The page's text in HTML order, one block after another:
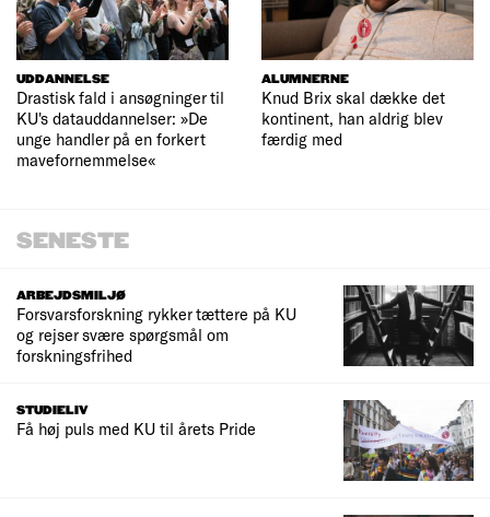
UDDANNELSE
Drastisk fald i ansøgninger til
KU's datauddannelser: »De
unge handler på en forkert
mavefornemmelse«
ALUMNERNE
Knud Brix skal dække det
kontinent, han aldrig blev
færdig med
SENESTE
ARBEJDSMILJØ
Forsvarsforskning rykker tættere på KU
og rejser svære spørgsmål om
forskningsfrihed
STUDIELIV
Få høj puls med KU til årets Pride